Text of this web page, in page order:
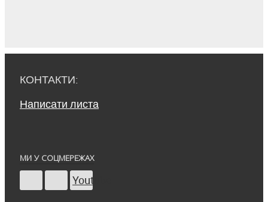
КОНТАКТИ:
Написати листа
МИ У СОЦМЕРЕЖАХ
Youtube